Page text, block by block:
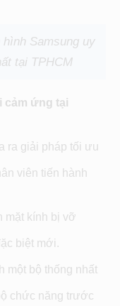
Samsung uy
tại TPHCM
cảm ứng tại
ra giải pháp tối ưu
viên tiến hành
mặt kính bị vỡ
biệt mới.
một bộ thống nhất
chức năng trước